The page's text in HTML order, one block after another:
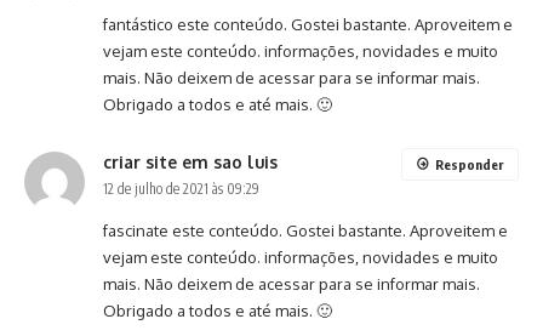
fantástico este conteúdo. Gostei bastante. Aproveitem e
vejam este conteúdo. informações, novidades e muito
mais. Não deixem de acessar para se informar mais.
Obrigado a todos e até mais. 🙂
criar site em sao luis
12 de julho de 2021 às 09:29
fascinate este conteúdo. Gostei bastante. Aproveitem e
vejam este conteúdo. informações, novidades e muito
mais. Não deixem de acessar para se informar mais.
Obrigado a todos e até mais. 🙂
Responder